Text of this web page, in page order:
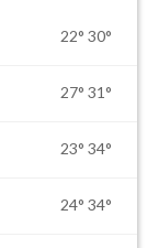
22° 30°
27° 31°
23° 34°
24° 34°